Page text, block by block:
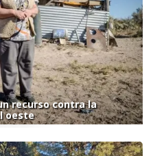
recurso contra la
oeste